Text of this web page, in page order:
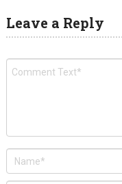
Leave a Reply